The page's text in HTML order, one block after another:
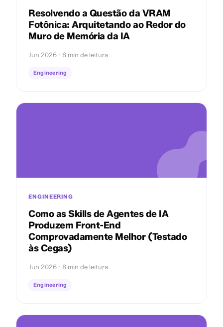
Resolvendo a Questão da VRAM
Fotônica: Arquitetando ao Redor do
Muro de Memória da IA
Jun 2026 · 8 min de leitura
Engineering
ENGINEERING
Como as Skills de Agentes de IA
Produzem Front-End
Comprovadamente Melhor (Testado
às Cegas)
Jun 2026 · 8 min de leitura
Engineering